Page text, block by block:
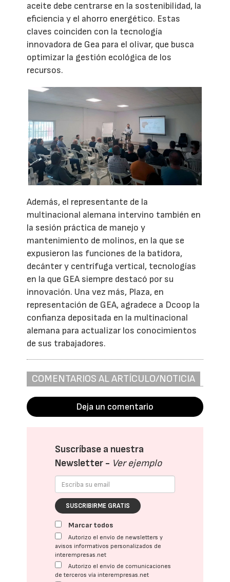
aceite debe centrarse en la sostenibilidad, la
eficiencia y el ahorro energético. Estas
claves coinciden con la tecnología
innovadora de Gea para el olivar, que busca
optimizar la gestión ecológica de los
recursos.
Además, el representante de la
multinacional alemana intervino también en
la sesión práctica de manejo y
mantenimiento de molinos, en la que se
expusieron las funciones de la batidora,
decánter y centrífuga vertical, tecnologías
en la que GEA siempre destacó por su
innovación. Una vez más, Plaza, en
representación de GEA, agradece a Dcoop la
confianza depositada en la multinacional
alemana para actualizar los conocimientos
de sus trabajadores.
COMENTARIOS AL ARTÍCULO/NOTICIA
Deja un comentario
Suscríbase a nuestra
Newsletter - Ver ejemplo
SUSCRIBIRME GRATIS
Marcar todos
Autorizo el envío de newsletters y
avisos informativos personalizados de
interempresas.net
Autorizo el envío de comunicaciones
de terceros vía interempresas.net